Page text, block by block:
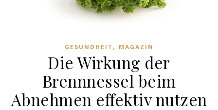
GESUNDHEIT , MAGAZIN
Die Wirkung der
Brennnessel beim
Abnehmen effektiv nutzen